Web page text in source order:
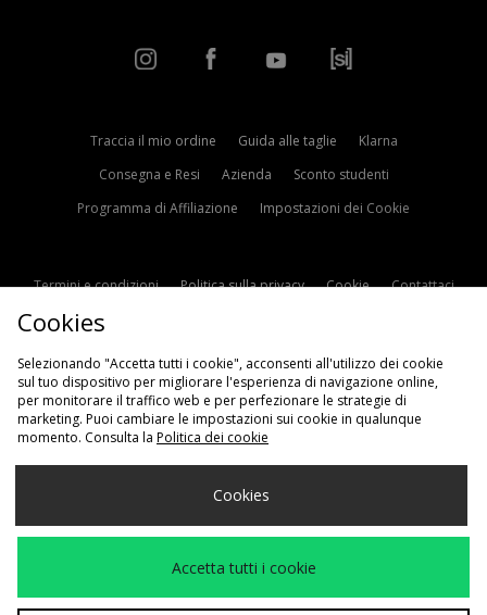
Traccia il mio ordine Guida alle taglie
Klarna
Consegna e Resi
Azienda
Sconto studenti
Programma di Affiliazione
Impostazioni dei Cookie
Termini e condizioni Politica sulla privacy Cookie
Contattaci
Scegli Il Tuo Paese
Accettiamo i seguenti metodi di pagamento
Cookies
Selezionando "Accetta tutti i cookie", acconsenti all'utilizzo dei cookie
sul tuo dispositivo per migliorare l'esperienza di navigazione online,
per monitorare il traffico web e per perfezionare le strategie di
marketing. Puoi cambiare le impostazioni sui cookie in qualunque
momento. Consulta la Politica dei cookie
Cookies
Accetta tutti i cookie